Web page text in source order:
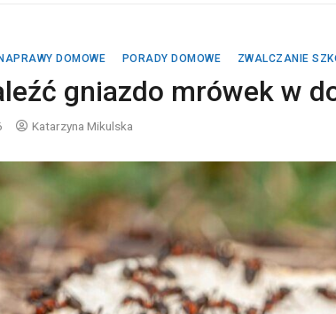
NAPRAWY DOMOWE PORADY DOMOWE ZWALCZANIE
gniazdo mrówek w
Katarzyna Mikulska